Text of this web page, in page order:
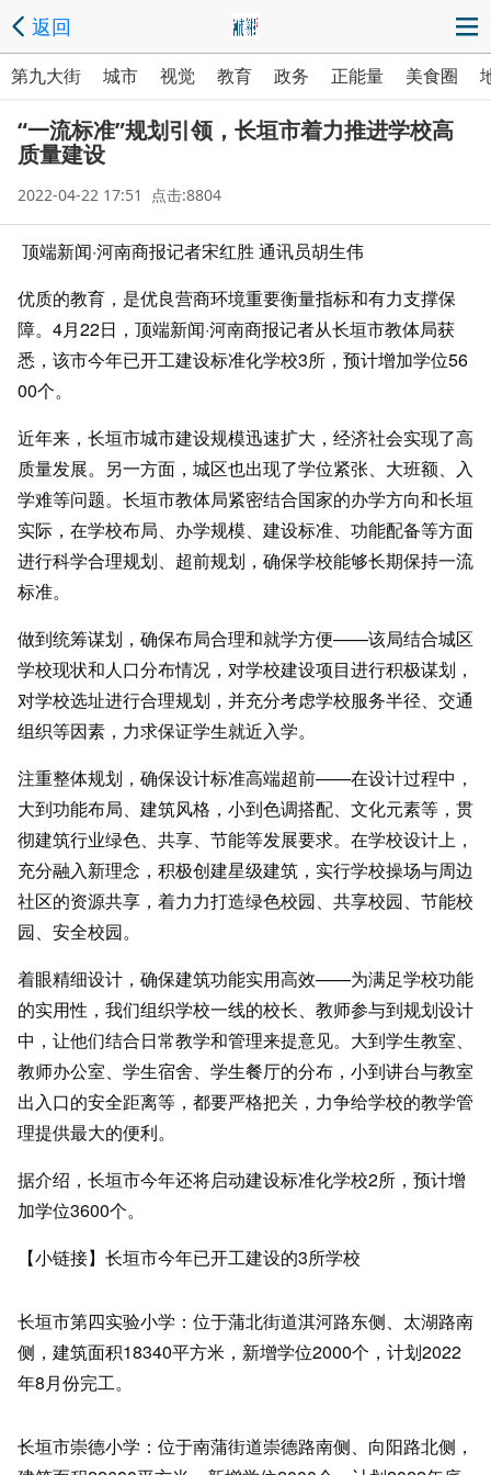
返回
第九大街 城市 视觉 教育 政务 正能量 美食圈
“一流标准”规划引领，长垣市着力推进学校高
质量建设
2022-04-22 17:51 点击:8804
顶端新闻·河南商报记者宋红胜 通讯员胡生伟
优质的教育，是优良营商环境重要衡量指标和有力支撑保
障。4月22日，顶端新闻·河南商报记者从长垣市教体局获
悉，该市今年已开工建设标准化学校3所，预计增加学位56
00个。
近年来，长垣市城市建设规模迅速扩大，经济社会实现了高
质量发展。另一方面，城区也出现了学位紧张、大班额、入
学难等问题。长垣市教体局紧密结合国家的办学方向和长垣
实际，在学校布局、办学规模、建设标准、功能配备等方面
进行科学合理规划、超前规划，确保学校能够长期保持一流
标准。
做到统筹谋划，确保布局合理和就学方便——该局结合城区
学校现状和人口分布情况，对学校建设项目进行积极谋划，
对学校选址进行合理规划，并充分考虑学校服务半径、交通
组织等因素，力求保证学生就近入学。
注重整体规划，确保设计标准高端超前——在设计过程中，
大到功能布局、建筑风格，小到色调搭配、文化元素等，贯
彻建筑行业绿色、共享、节能等发展要求。在学校设计上，
充分融入新理念，积极创建星级建筑，实行学校操场与周边
社区的资源共享，着力力打造绿色校园、共享校园、节能校
园、安全校园。
着眼精细设计，确保建筑功能实用高效——为满足学校功能
的实用性，我们组织学校一线的校长、教师参与到规划设计
中，让他们结合日常教学和管理来提意见。大到学生教室、
教师办公室、学生宿舍、学生餐厅的分布，小到讲台与教室
出入口的安全距离等，都要严格把关，力争给学校的教学管
理提供最大的便利。
据介绍，长垣市今年还将启动建设标准化学校2所，预计增
加学位3600个。
【小链接】长垣市今年已开工建设的3所学校
长垣市第四实验小学：位于蒲北街道淇河路东侧、太湖路南
侧，建筑面积18340平方米，新增学位2000个，计划2022
年8月份完工。
长垣市崇德小学：位于南蒲街道崇德路南侧、向阳路北侧，